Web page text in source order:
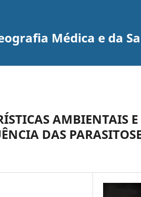
Médica e da
AMBIENTAIS E
DAS